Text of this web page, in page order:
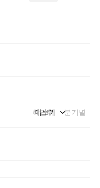
해단위 분기별
더보기